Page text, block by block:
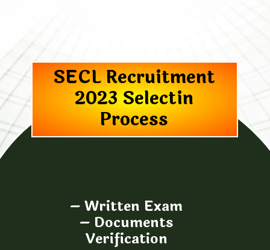
SECL Recruitment
2023 Selectin
Process
– Written Exam
– Documents
Verification